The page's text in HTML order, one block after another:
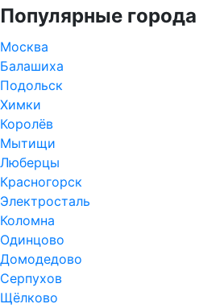
Популярные города
Москва
Балашиха
Подольск
Химки
Королёв
Мытищи
Люберцы
Красногорск
Электросталь
Коломна
Одинцово
Домодедово
Серпухов
Щёлково